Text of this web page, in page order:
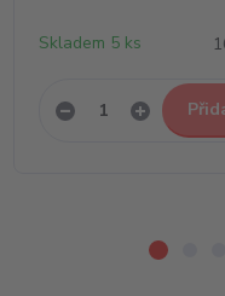
Skladem 5 ks